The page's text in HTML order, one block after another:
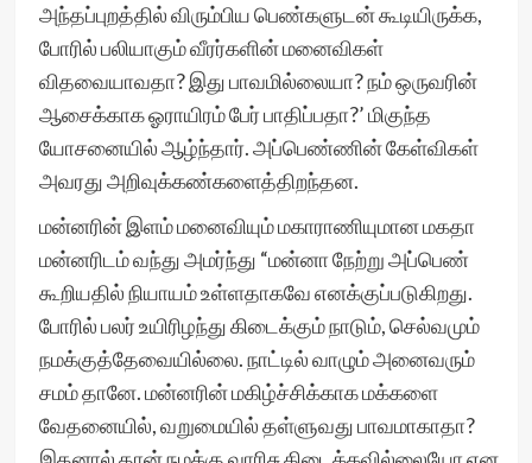
அந்தப்புறத்தில் விரும்பிய பெண்களுடன் கூடியிருக்க,
போரில் பலியாகும் வீரர்களின் மனைவிகள்
விதவையாவதா? இது பாவமில்லையா? நம் ஒருவரின்
ஆசைக்காக ஓராயிரம் பேர் பாதிப்பதா?’ மிகுந்த
யோசனையில் ஆழ்ந்தார். அப்பெண்ணின் கேள்விகள்
அவரது அறிவுக்கண்களைத்திறந்தன‌.
மன்னரின் இளம் மனைவியும் மகாராணியுமான மகதா
மன்னரிடம் வந்து அமர்ந்து “மன்னா நேற்று அப்பெண்
கூறியதில் நியாயம் உள்ளதாகவே எனக்குப்படுகிறது.
போரில் பலர் உயிரிழந்து கிடைக்கும் நாடும், செல்வமும்
நமக்குத்தேவையில்லை. நாட்டில் வாழும் அனைவரும்
சமம் தானே. மன்னரின் மகிழ்ச்சிக்காக மக்களை
வேதனையில், வறுமையில் தள்ளுவது பாவமாகாதா?